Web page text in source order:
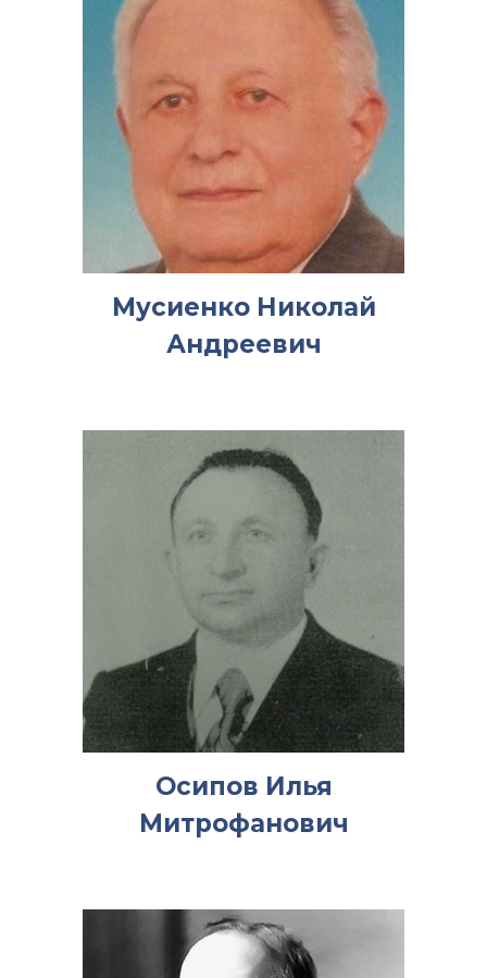
Мусиенко Николай
Андреевич
Осипов Илья
Митрофанович